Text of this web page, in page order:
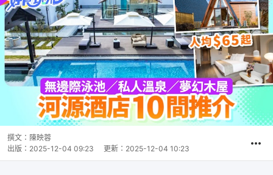
撰文： 陳映蓉
出版： 2025-12-04 09:23 更新： 2025-12-04 10:23